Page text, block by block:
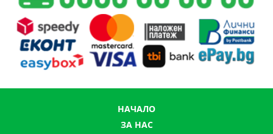
НАЧАЛО
ЗА НАС